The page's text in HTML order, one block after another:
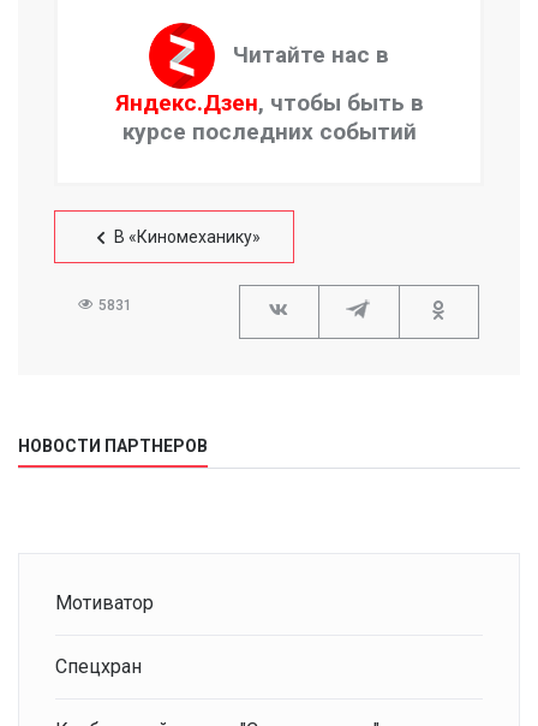
Читайте нас в
Яндекс.Дзен, чтобы быть в
курсе последних событий
В «Киномеханику»
5831
НОВОСТИ ПАРТНЕРОВ
Мотиватор
Спецхран